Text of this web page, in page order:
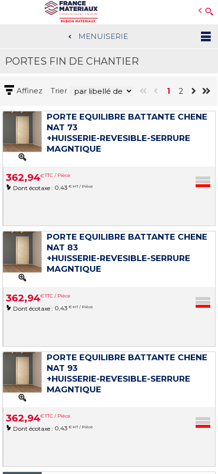
au
contenu
MENUISERIE
PORTES FIN DE CHANTIER
Affinez Trier 1 2
PORTE EQUILIBRE BATTANTE CHENE
NAT 73
+HUISSERIE-REVESIBLE-SERRURE
MAGNTIQUE
362,94€TTC / Pièce
Dont écotaxe : 0,43 € HT / Pièce
PORTE EQUILIBRE BATTANTE CHENE
NAT 83
+HUISSERIE-REVESIBLE-SERRURE
MAGNTIQUE
362,94€TTC / Pièce
Dont écotaxe : 0,43 € HT / Pièce
PORTE EQUILIBRE BATTANTE CHENE
NAT 93
+HUISSERIE-REVESIBLE-SERRURE
MAGNTIQUE
362,94€TTC / Pièce
Dont écotaxe : 0,43 € HT / Pièce